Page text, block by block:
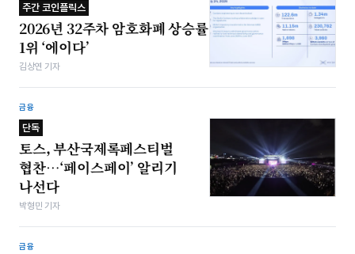
주간 코인플릭스
2026년 32주차 암호화폐 상승률
1위 ‘에이다’
김상연 기자
금융
단독
토스, 부산국제록페스티벌
협찬…‘페이스페이’ 알리기
나선다
박형민 기자
금융